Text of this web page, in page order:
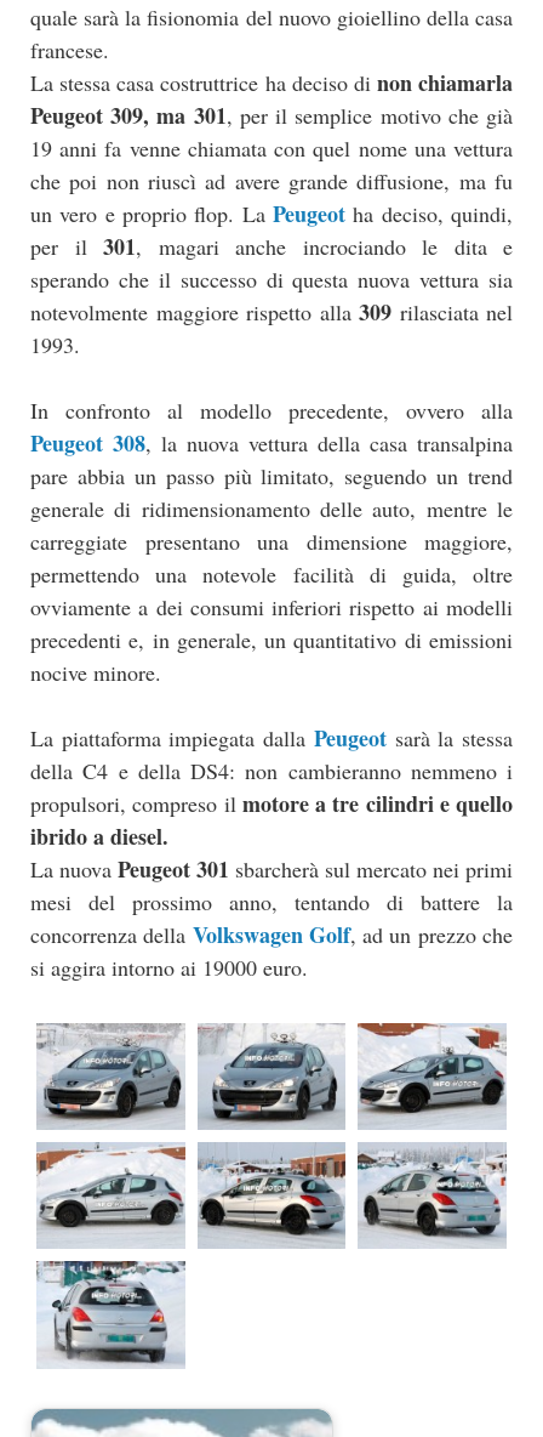
quale sarà la fisionomia del nuovo gioiellino della casa
francese.
La stessa casa costruttrice ha deciso di non chiamarla
Peugeot 309, ma 301, per il semplice motivo che già
19 anni fa venne chiamata con quel nome una vettura
che poi non riuscì ad avere grande diffusione, ma fu
un vero e proprio flop. La Peugeot ha deciso, quindi,
per il 301, magari anche incrociando le dita e
sperando che il successo di questa nuova vettura sia
notevolmente maggiore rispetto alla 309 rilasciata nel
1993.
In confronto al modello precedente, ovvero alla
Peugeot 308, la nuova vettura della casa transalpina
pare abbia un passo più limitato, seguendo un trend
generale di ridimensionamento delle auto, mentre le
carreggiate presentano una dimensione maggiore,
permettendo una notevole facilità di guida, oltre
ovviamente a dei consumi inferiori rispetto ai modelli
precedenti e, in generale, un quantitativo di emissioni
nocive minore.
La piattaforma impiegata dalla Peugeotsarà la stessa
della C4 e della DS4: non cambieranno nemmeno i
propulsori, compreso il motore a tre cilindri e quello
ibrido a diesel.
La nuova Peugeot 301 sbarcherà sul mercato nei primi
mesi del prossimo anno, tentando di battere la
concorrenza della Volkswagen Golf, ad un prezzo che
si aggira intorno ai 19000 euro.